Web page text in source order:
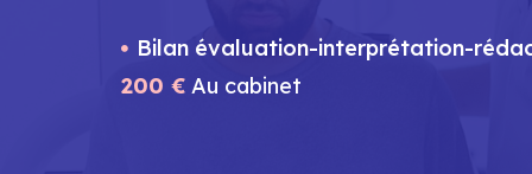
Bilan évaluation-interprétation-
200 € Au cabinet